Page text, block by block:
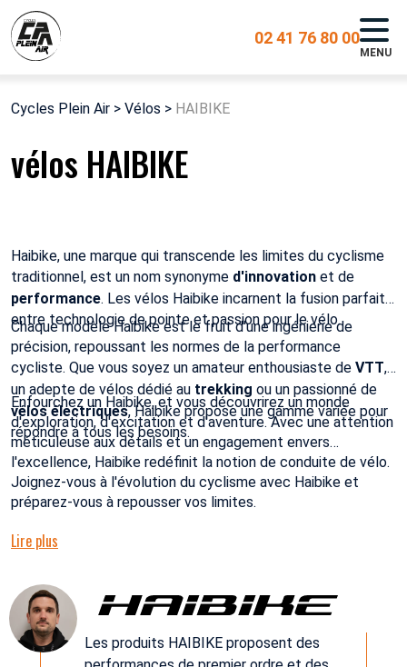
02 41 76 80 00
MENU
Cycles Plein Air > Vélos > HAIBIKE
vélos HAIBIKE
Haibike, une marque qui transcende les limites du cyclisme
traditionnel, est un nom synonyme d'innovation et de
performance. Les vélos Haibike incarnent la fusion parfaite
entre technologie de pointe et passion pour le vélo.
Chaque modèle Haibike est le fruit d'une ingénierie de
précision, repoussant les normes de la performance
cycliste. Que vous soyez un amateur enthousiaste de VTT,
un adepte de vélos dédié au trekking ou un passionné de
vélos électriques, Haibike propose une gamme variée pour
répondre à tous les besoins.
Enfourchez un Haibike, et vous découvrirez un monde
d'exploration, d'excitation et d'aventure. Avec une attention
méticuleuse aux détails et un engagement envers
l'excellence, Haibike redéfinit la notion de conduite de vélo.
Joignez-vous à l'évolution du cyclisme avec Haibike et
préparez-vous à repousser vos limites.
Lire plus
Les produits HAIBIKE proposent des